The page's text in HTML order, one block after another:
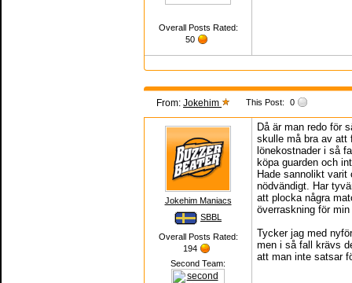
Overall Posts Rated:
50
From: Jokehim This Post: 0
Jokehim Maniacs
SBBL
Overall Posts Rated:
194
Second Team:
Då är man redo för
skulle må bra av att
lönekostnader i så
köpa guarden och
Hade sannolikt varit
nödvändigt. Har
att plocka några
överraskning för
Tycker jag med
men i så fall krävs
att man inte satsar